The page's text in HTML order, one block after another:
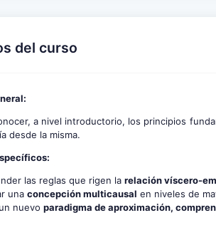
del curso
a nivel introductorio, los principios
desde la misma.
las reglas que rigen larelación víscero-
unaconcepción multicausal en niveles de
nuevoparadigma de aproximación,